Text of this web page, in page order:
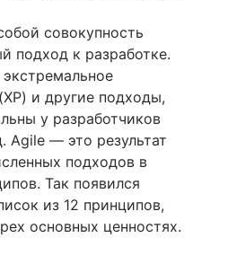
совокупность
подход к разработке.
и другие подходы,
у разработчиков
Agile — это результат
подходов в
Так появился
из 12 принципов,
основных ценностях.